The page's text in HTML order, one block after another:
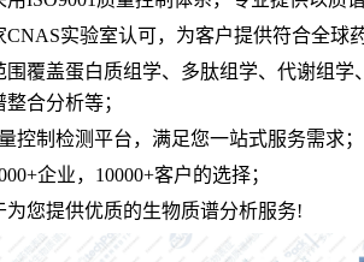
CNAS实验室认可，为客户提供符合全球
围覆盖蛋白质组学、多肽组学、代谢组
合分析等；
控制检测平台，满足您一站式服务需求；
企业，10000+客户的选择；
为您提供优质的生物质谱分析服务!